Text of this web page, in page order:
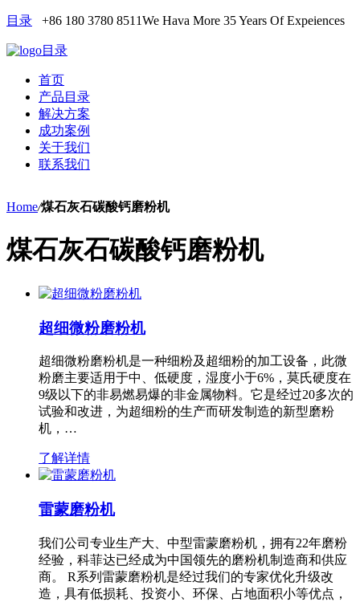
目录 +86 180 3780 8511We Hava More 35 Years Of Expeiences
目录
首页
产品目录
解决方案
成功案例
关于我们
联系我们
Home/煤石灰石碳酸钙磨粉机
煤石灰石碳酸钙磨粉机
超细微粉磨粉机
超细微粉磨粉机是一种细粉及超细粉的加工设备，此微
粉磨主要适用于中、低硬度，湿度小于6%，莫氏硬度在
9级以下的非易燃易爆的非金属物料。它是经过20多次的
试验和改进，为超细粉的生产而研发制造的新型磨粉
机，…
了解详情
雷蒙磨粉机
我们公司专业生产大、中型雷蒙磨粉机，拥有22年磨粉
经验，科菲达已经成为中国领先的磨粉机制造商和供应
商。 R系列雷蒙磨粉机是经过我们的专家优化升级改
造，具有低损耗、投资小、环保、占地面积小等优点，